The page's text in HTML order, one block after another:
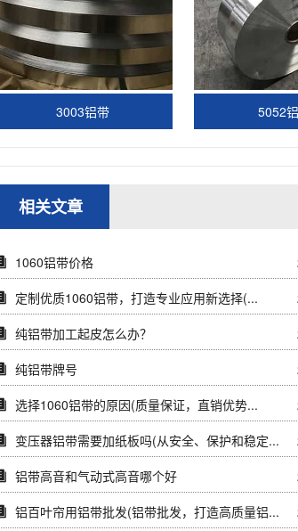
3003铝带 5052
相关文章
1060铝带价格
定制优质1060铝带，打造专业应用新选择(...
纯铝带加工起皮怎么办？
纯铝带牌号
选择1060铝带的原因(质量保证，直销优势...
变压器铝带需要加纸板吗(从安全、保护和稳定...
铝带高音和气动式高音哪个好
铝百叶帘用铝带批发(铝带批发，打造高质量铝...